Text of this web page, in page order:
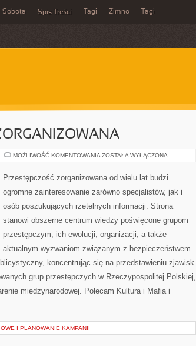
Sobota Spis Treści Tagi Zimno Tagi
MOŻLIWOŚĆ KOMENTOWANIA PRZESTĘPCZOŚC
ZOSTAŁA WYŁĄCZONA
Przestępczość zorganizowana od wielu lat budzi
ogromne zainteresowanie zarówno specjalistów, jak i
osób poszukujących rzetelnych informacji. Strona
stanowi obszerne centrum wiedzy poświęcone grupom
przestępczym, ich ewolucji, organizacji, a także
aktualnym wyzwaniom związanym z bezpieczeństwem.
koncentrując się na przedstawieniu zjawisk
grup przestępczych w Rzeczypospolitej Polskiej,
międzynarodowej. Polecam Kultura i Mafia i
I PLANOWANIE KAMPANII